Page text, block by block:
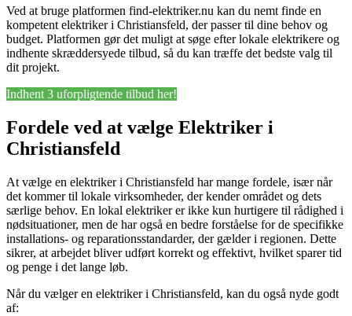
Ved at bruge platformen find-elektriker.nu kan du nemt finde en
kompetent elektriker i Christiansfeld, der passer til dine behov og
budget. Platformen gør det muligt at søge efter lokale elektrikere og
indhente skræddersyede tilbud, så du kan træffe det bedste valg til
dit projekt.
Indhent 3 uforpligtende tilbud her!
Fordele ved at vælge Elektriker i
Christiansfeld
At vælge en elektriker i Christiansfeld har mange fordele, især når
det kommer til lokale virksomheder, der kender området og dets
særlige behov. En lokal elektriker er ikke kun hurtigere til rådighed i
nødsituationer, men de har også en bedre forståelse for de specifikke
installations- og reparationsstandarder, der gælder i regionen. Dette
sikrer, at arbejdet bliver udført korrekt og effektivt, hvilket sparer tid
og penge i det lange løb.
Når du vælger en elektriker i Christiansfeld, kan du også nyde godt
af: